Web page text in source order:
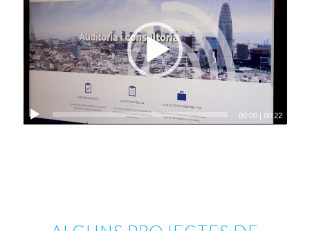
00:00 |00:22